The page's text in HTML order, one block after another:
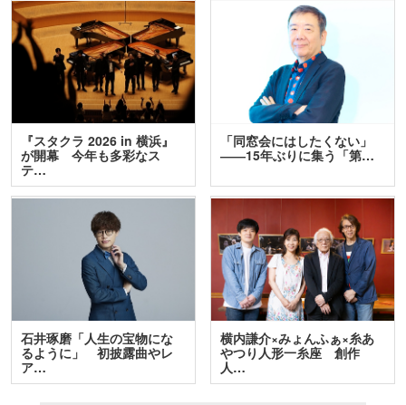
『スタクラ 2026 in 横浜』
が開幕 今年も多彩なス
テ…
「同窓会にはしたくない」
――15年ぶりに集う「第…
石井琢磨「人生の宝物にな
るように」 初披露曲やレ
ア…
横内謙介×みょんふぁ×糸あ
やつり人形一糸座 創作
人…